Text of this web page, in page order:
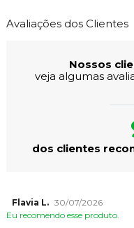
Avaliações dos Clientes
Nossos
veja algumas
dos clientes
Flavia L. 30/07/2026
Eu recomendo esse produto.